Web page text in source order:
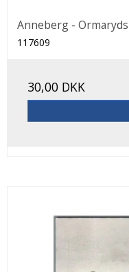
Anneberg -
117609
30,00 DKK